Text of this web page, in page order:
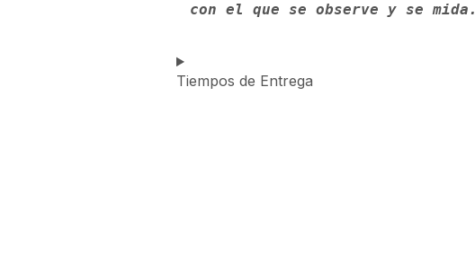
con el que se observe y se mida.
Tiempos de Entrega